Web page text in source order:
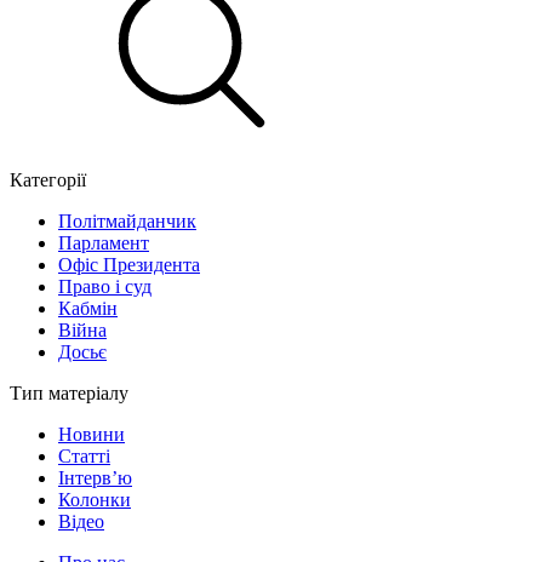
Категорії
Політмайданчик
Парламент
Офіс Президента
Право і суд
Кабмін
Війна
Досьє
Тип матеріалу
Новини
Статті
Інтерв’ю
Колонки
Відео